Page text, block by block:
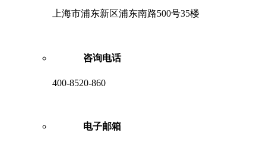
上海市浦东新区浦东南路500号35楼
咨询电话
400-8520-860
电子邮箱